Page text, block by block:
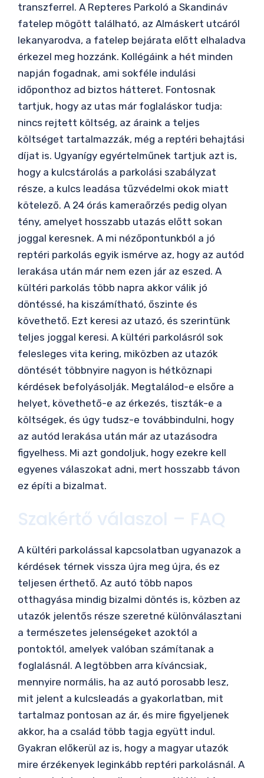
transzferrel. A Repteres Parkoló a Skandináv
fatelep mögött található, az Almáskert utcáról
lekanyarodva, a fatelep bejárata előtt elhaladva
érkezel meg hozzánk. Kollégáink a hét minden
napján fogadnak, ami sokféle indulási
időponthoz ad biztos hátteret. Fontosnak
tartjuk, hogy az utas már foglaláskor tudja:
nincs rejtett költség, az áraink a teljes
költséget tartalmazzák, még a reptéri behajtási
díjat is. Ugyanígy egyértelműnek tartjuk azt is,
hogy a kulcstárolás a parkolási szabályzat
része, a kulcs leadása tűzvédelmi okok miatt
kötelező. A 24 órás kameraőrzés pedig olyan
tény, amelyet hosszabb utazás előtt sokan
joggal keresnek. A mi nézőpontunkból a jó
reptéri parkolás egyik ismérve az, hogy az autód
lerakása után már nem ezen jár az eszed. A
kültéri parkolás több napra akkor válik jó
döntéssé, ha kiszámítható, őszinte és
követhető. Ezt keresi az utazó, és szerintünk
teljes joggal keresi. A kültéri parkolásról sok
felesleges vita kering, miközben az utazók
döntését többnyire nagyon is hétköznapi
kérdések befolyásolják. Megtalálod-e elsőre a
helyet, követhető-e az érkezés, tiszták-e a
költségek, és úgy tudsz-e továbbindulni, hogy
az autód lerakása után már az utazásodra
figyelhess. Mi azt gondoljuk, hogy ezekre kell
egyenes válaszokat adni, mert hosszabb távon
ez építi a bizalmat.
Szakértő válaszol – FAQ
A kültéri parkolással kapcsolatban ugyanazok a
kérdések térnek vissza újra meg újra, és ez
teljesen érthető. Az autó több napos
otthagyása mindig bizalmi döntés is, közben az
utazók jelentős része szeretné különválasztani
a természetes jelenségeket azoktól a
pontoktól, amelyek valóban számítanak a
foglalásnál. A legtöbben arra kíváncsiak,
mennyire normális, ha az autó porosabb lesz,
mit jelent a kulcsleadás a gyakorlatban, mit
tartalmaz pontosan az ár, és mire figyeljenek
akkor, ha a család több tagja együtt indul.
Gyakran előkerül az is, hogy a magyar utazók
mire érzékenyek leginkább reptéri parkolásnál. A